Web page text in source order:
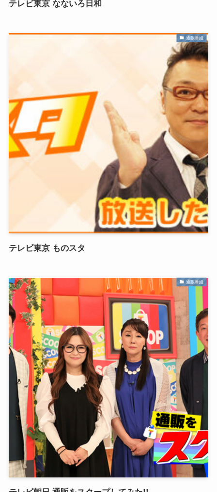
テレビ東京 なないろ日和
通販番組
テレビ東京 ものスタ
通販番組